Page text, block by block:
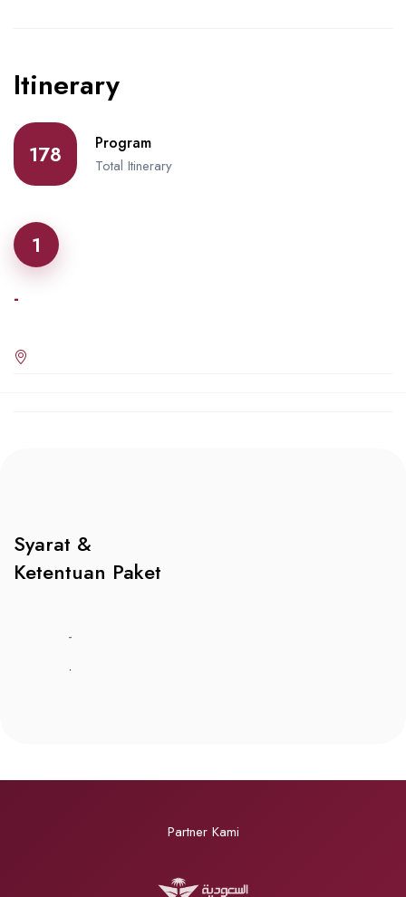
Itinerary
178 Program
Total Itinerary
1
-
Syarat &
Ketentuan Paket
-
.
Partner Kami